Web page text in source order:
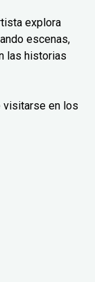
explora
escenas,
las historias
visitarse en los